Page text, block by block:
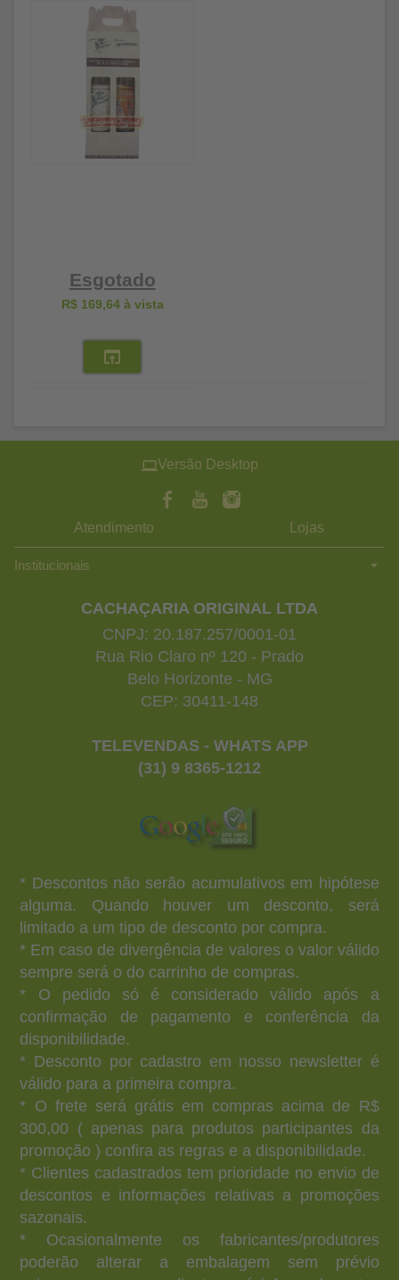
Esgotado
R$ 169,64à vista
Versão Desktop
Atendimento Lojas
Institucionais
CACHAÇARIA ORIGINAL LTDA
CNPJ: 20.187.257/0001-01
Rua Rio Claro nº 120 - Prado
Belo Horizonte - MG
CEP: 30411-148
TELEVENDAS - WHATS APP
(31) 9 8365-1212
* Descontos não serão acumulativos em hipótese
alguma. Quando houver um desconto, será
limitado a um tipo de desconto por compra.
* Em caso de divergência de valores o valor válido
sempre será o do carrinho de compras.
* O pedido só é considerado válido após a
confirmação de pagamento e conferência da
disponibilidade.
* Desconto por cadastro em nosso newsletter é
válido para a primeira compra.
* O frete será grátis em compras acima de R$
300,00 ( apenas para produtos participantes da
promoção ) confira as regras e a disponibilidade.
* Clientes cadastrados tem prioridade no envio de
descontos e informações relativas a promoções
sazonais.
* Ocasionalmente os fabricantes/produtores
poderão alterar a embalagem sem prévio